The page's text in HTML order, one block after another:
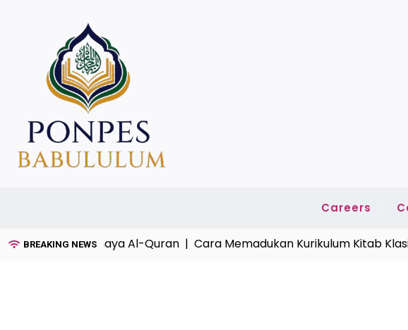
Careers
BREAKING NEWS
dan Cahaya Al-Quran |Cara Memadukan Kurikulum Kitab Klasik